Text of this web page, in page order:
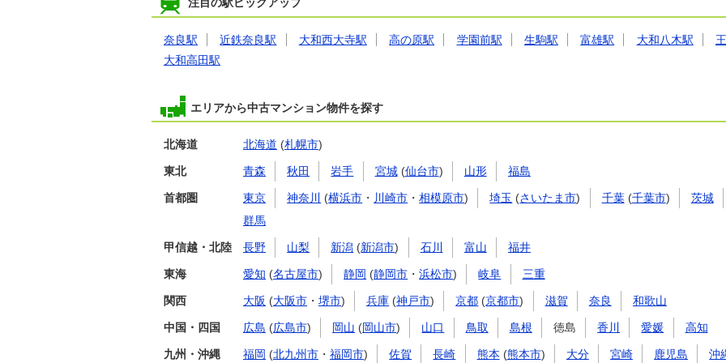
奈良駅 近鉄奈良駅 大和西大寺駅 高の原駅 学園前駅 生駒駅 富雄駅 大和八木駅
大和高田駅
エリアから中古マンション物件を探す
北海道 北海道 (札幌市)
東北 青森 秋田 岩手 宮城(仙台市) 山形 福島
首都圏 東京 神奈川 (横浜市 ・ 川崎市 ・相模原市) 埼玉 (さいたま市) 千葉(千葉市) 茨城
群馬
甲信越・北陸 長野 山梨 新潟 (新潟市) 石川 富山 福井
東海 愛知 (名古屋市) 静岡 (静岡市 ・浜松市) 岐阜 三重
関西 大阪 (大阪市 ・ 堺市) 兵庫 (神戸市) 京都 (京都市) 滋賀 奈良 和歌山
中国・四国 広島 (広島市) 岡山 (岡山市) 山口 鳥取 島根 徳島 香川 愛媛 高知
九州・沖縄 福岡 (北九州市 ・ 福岡市) 佐賀 長崎 熊本 (熊本市) 大分 宮崎 鹿児島 沖